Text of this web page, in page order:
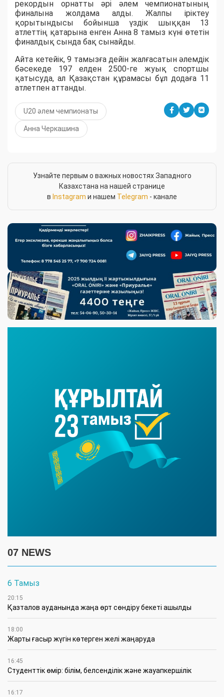
рекордын орнатты әрі әлем чемпионатының
финалына жолдама алды. Жалпы іріктеу
қорытындысы бойынша үздік шыққан 13
атлеттің қатарына енген Анна 8 тамыз күні өтетін
финалдық сында бақ сынайды.
Айта кетейік, 9 тамызға дейін жалғасатын әлемдік
бәсекеде 197 елден 2500-ге жуық спортшы
қатысуда, ал Қазақстан құрамасы бұл додаға 11
атлетпен аттанды.
U20 әлем чемпионаты
Анна Черкашина
Узнайте первым о важных новостях Западного
Казахстана на нашей странице
в Instagram и нашем Telegram - канале
07 NEWS
6 Тамыз
20:15
Қазталов ауданында жаңа өрт сөндіру бекеті ашылды
18:00
Жарты ғасыр жүгін көтерген желі жаңаруда
16:45
Студенттік өмір: білім, белсенділік және жауапкершілік
16:17